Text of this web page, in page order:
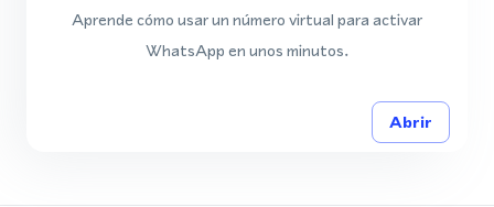
Aprende cómo usar un número virtual para activar
WhatsApp en unos minutos.
Abrir